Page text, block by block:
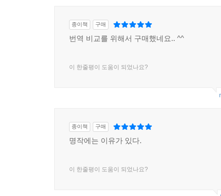
종이책 구매
번역 비교를 위해서 구매했네요.. ^^
이 한줄평이 도움이 되었나요?
종이책 구매
명작에는 이유가 있다.
이 한줄평이 도움이 되었나요?